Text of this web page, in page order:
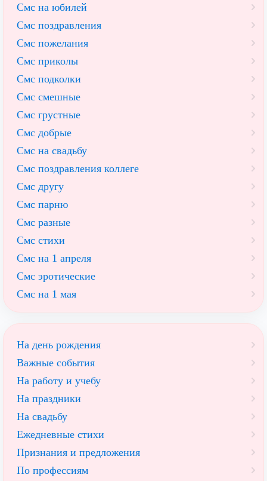
Смс на юбилей
Смс поздравления
Смс пожелания
Смс приколы
Смс подколки
Смс смешные
Смс грустные
Смс добрые
Смс на свадьбу
Смс поздравления коллеге
Смс другу
Смс парню
Смс разные
Смс стихи
Смс на 1 апреля
Смс эротические
Смс на 1 мая
На день рождения
Важные события
На работу и учебу
На праздники
На свадьбу
Ежедневные стихи
Признания и предложения
По профессиям